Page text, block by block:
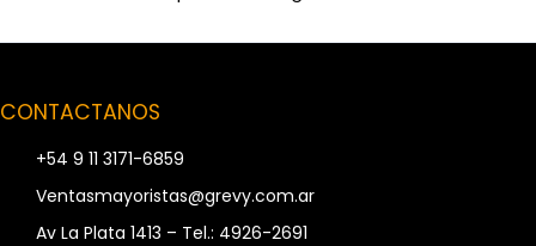
CONTACTANOS
+54 9 11 3171-6859
Ventasmayoristas@grevy.com.ar
Av La Plata 1413 – Tel.: 4926-2691